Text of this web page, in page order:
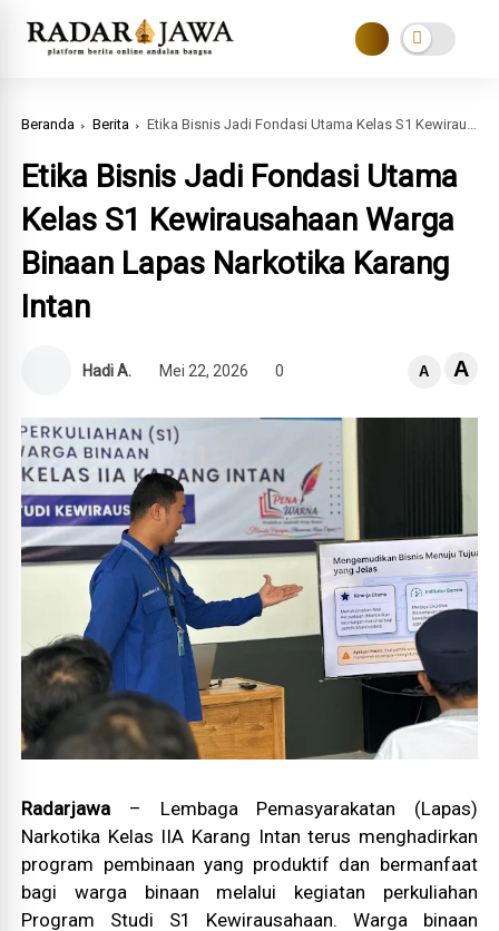
Beranda Berita Etika Bisnis Jadi Fondasi Utama Kelas S1 Kewirausahaan Warga Binaan Lapas Narkotika Karang Intan
Etika Bisnis Jadi Fondasi Utama
Kelas S1 Kewirausahaan Warga
Binaan Lapas Narkotika Karang
Intan
Hadi A. Mei 22, 2026 0 A A
Radarjawa – Lembaga Pemasyarakatan (Lapas)
Narkotika Kelas IIA Karang Intan terus menghadirkan
program pembinaan yang produktif dan bermanfaat
bagi warga binaan melalui kegiatan perkuliahan
Program Studi S1 Kewirausahaan. Warga binaan